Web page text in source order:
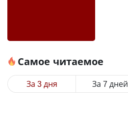
Самое читаемое
За 3 дня За 7 дней